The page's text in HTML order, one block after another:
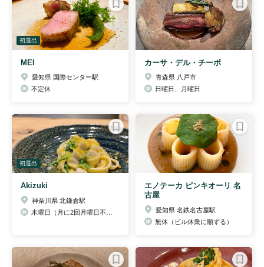
初選出
MEI
愛知県 国際センター駅
不定休
カーサ・デル・チーボ
青森県 八戸市
日曜日、月曜日
初選出
Akizuki
神奈川県 北鎌倉駅
エノテーカ ピンキオーリ 名
古屋
愛知県 名鉄名古屋駅
無休（ビル休業に順ずる）